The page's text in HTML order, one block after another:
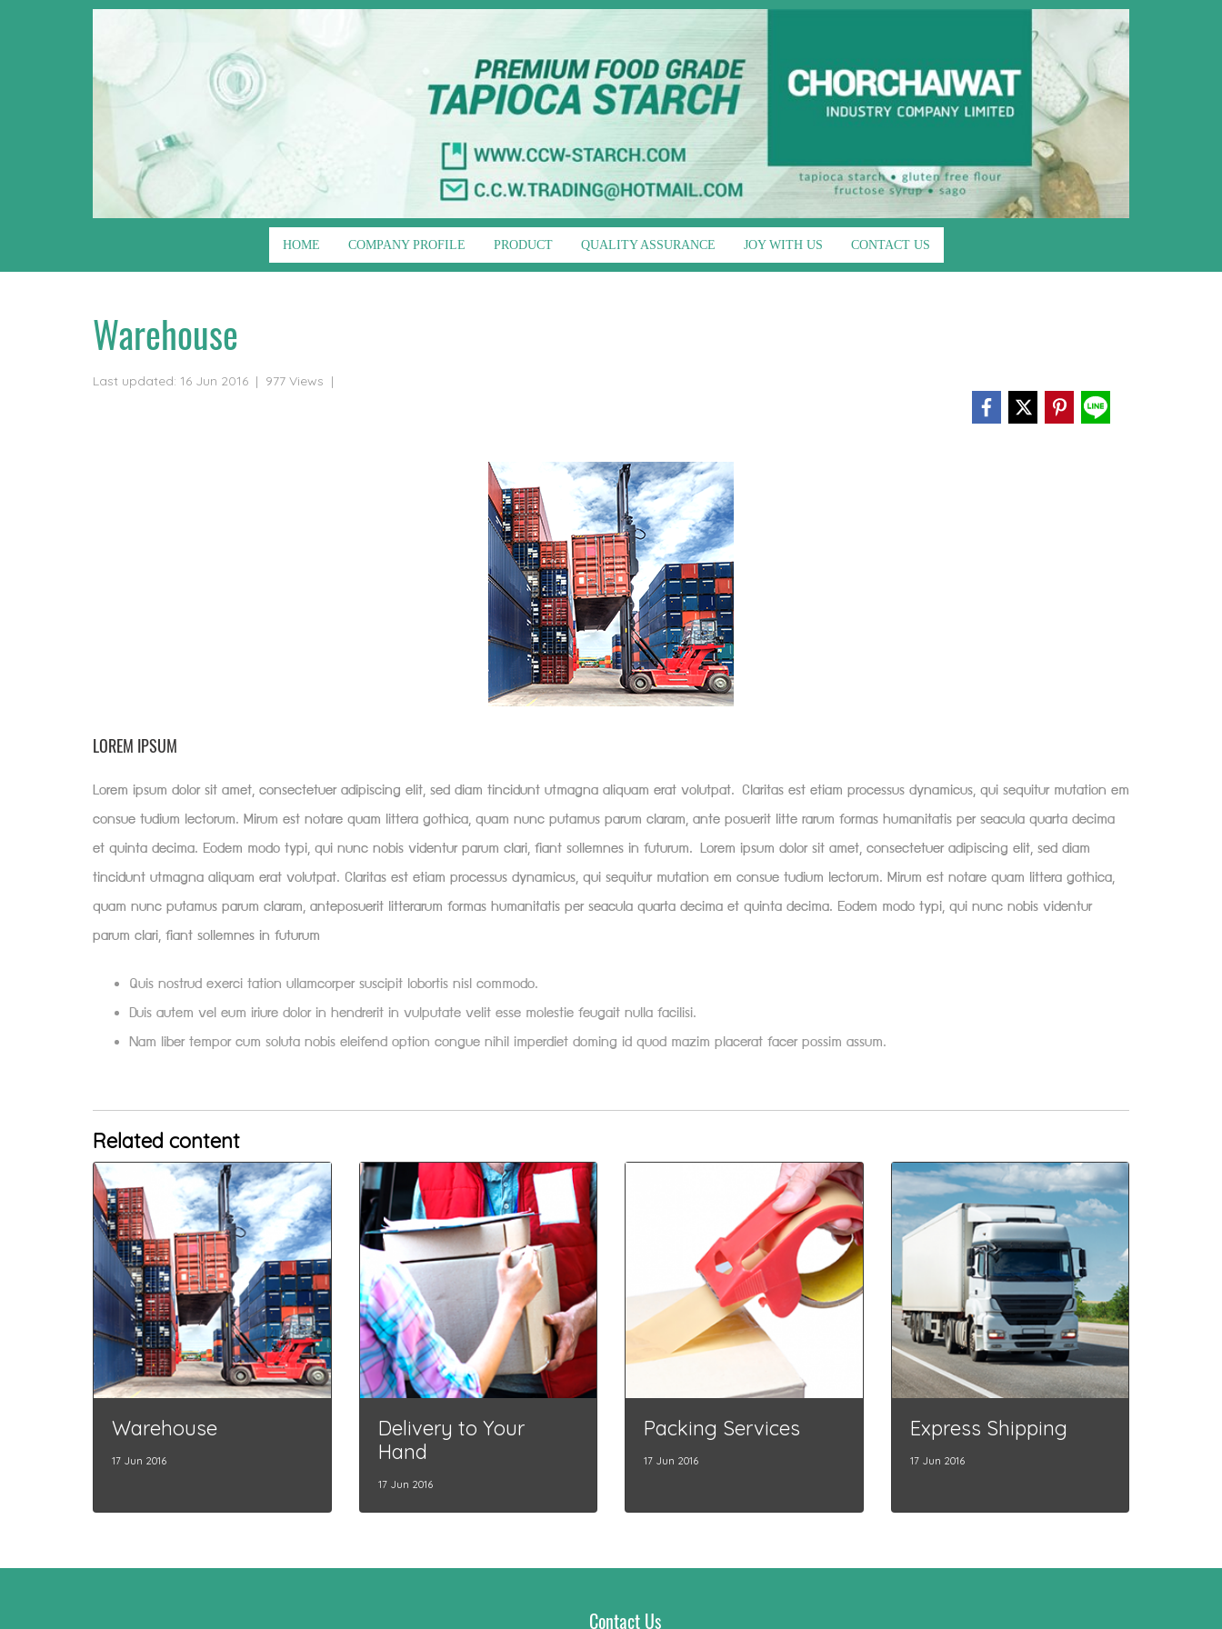
HOME COMPANY PROFILE PRODUCT QUALITY ASSURANCE JOY WITH US CONTACT US
Warehouse
Last updated: 16 Jun 2016 | 977 Views |
LOREM IPSUM
Lorem ipsum dolor sit amet, consectetuer adipiscing elit, sed diam tincidunt utmagna aliquam erat volutpat. Claritas est etiam processus dynamicus, qui sequitur mutation em
consue tudium lectorum. Mirum est notare quam littera gothica, quam nunc putamus parum claram, ante posuerit litte rarum formas humanitatis per seacula quarta decima
et quinta decima. Eodem modo typi, qui nunc nobis videntur parum clari, fiant sollemnes in futurum. Lorem ipsum dolor sit amet, consectetuer adipiscing elit, sed diam
tincidunt utmagna aliquam erat volutpat. Claritas est etiam processus dynamicus, qui sequitur mutation em consue tudium lectorum. Mirum est notare quam littera gothica,
quam nunc putamus parum claram, anteposuerit litterarum formas humanitatis per seacula quarta decima et quinta decima. Eodem modo typi, qui nunc nobis videntur
parum clari, fiant sollemnes in futurum
Quis nostrud exerci tation ullamcorper suscipit lobortis nisl commodo.
Duis autem vel eum iriure dolor in hendrerit in vulputate velit esse molestie feugait nulla facilisi.
Nam liber tempor cum soluta nobis eleifend option congue nihil imperdiet doming id quod mazim placerat facer possim assum.
Related content
Warehouse
17 Jun 2016
Delivery to Your
Hand
17 Jun 2016
Packing Services
17 Jun 2016
Express Shipping
17 Jun 2016
Contact Us